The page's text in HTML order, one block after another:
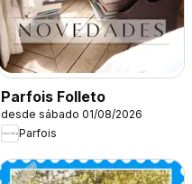
Parfois Folleto
desde sábado 01/08/2026
Parfois